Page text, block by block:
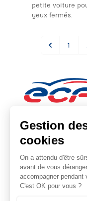
petite voiture
yeux fermés.
1
Note :